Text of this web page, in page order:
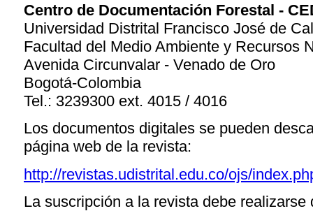
Centro de Documentación Forestal -
Universidad Distrital Francisco José de
Facultad del Medio Ambiente y Recursos
Avenida Circunvalar - Venado de Oro
Bogotá-Colombia
Tel.: 3239300 ext. 4015 / 4016
Los documentos digitales se pueden
página web de la revista:
http://revistas.udistrital.edu.co/ojs/
La suscripción a la revista debe